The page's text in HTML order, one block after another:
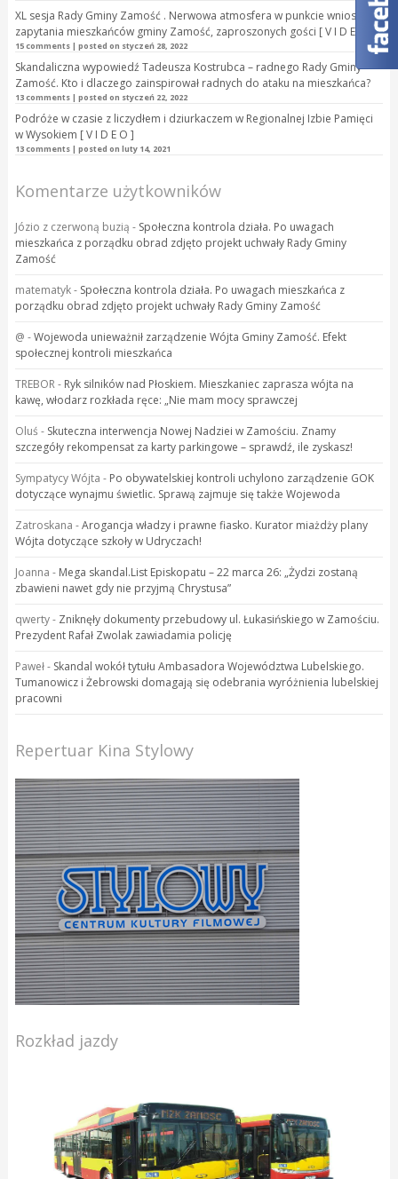
XL sesja Rady Gminy Zamość . Nerwowa atmosfera w punkcie wnioski i
zapytania mieszkańców gminy Zamość, zaproszonych gości [ V I D E O ]
15 comments| posted on styczeń 28, 2022
Skandaliczna wypowiedź Tadeusza Kostrubca – radnego Rady Gminy
Zamość. Kto i dlaczego zainspirował radnych do ataku na mieszkańca?
13 comments| posted on styczeń 22, 2022
Podróże w czasie z liczydłem i dziurkaczem w Regionalnej Izbie Pamięci
w Wysokiem [ V I D E O ]
13 comments| posted on luty 14, 2021
Komentarze użytkowników
Józio z czerwoną buzią - Społeczna kontrola działa. Po uwagach
mieszkańca z porządku obrad zdjęto projekt uchwały Rady Gminy
Zamość
matematyk- Społeczna kontrola działa. Po uwagach mieszkańca z
porządku obrad zdjęto projekt uchwały Rady Gminy Zamość
@ -Wojewoda unieważnił zarządzenie Wójta Gminy Zamość. Efekt
społecznej kontroli mieszkańca
TREBOR- Ryk silników nad Płoskiem. Mieszkaniec zaprasza wójta na
kawę, włodarz rozkłada ręce: „Nie mam mocy sprawczej
Oluś - Skuteczna interwencja Nowej Nadziei w Zamościu. Znamy
szczegóły rekompensat za karty parkingowe – sprawdź, ile zyskasz!
Sympatycy Wójta - Po obywatelskiej kontroli uchylono zarządzenie GOK
dotyczące wynajmu świetlic. Sprawą zajmuje się także Wojewoda
Zatroskana -Arogancja władzy i prawne fiasko. Kurator miażdży plany
Wójta dotyczące szkoły w Udryczach!
Joanna - Mega skandal.List Episkopatu – 22 marca 26: „Żydzi zostaną
zbawieni nawet gdy nie przyjmą Chrystusa”
qwerty- Zniknęły dokumenty przebudowy ul. Łukasińskiego w Zamościu.
Prezydent Rafał Zwolak zawiadamia policję
Paweł- Skandal wokół tytułu Ambasadora Województwa Lubelskiego.
Tumanowicz i Żebrowski domagają się odebrania wyróżnienia lubelskiej
pracowni
Repertuar Kina Stylowy
Rozkład jazdy